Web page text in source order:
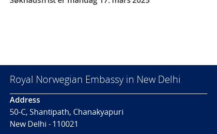
Royal Norwegian Embassy in New Delhi
Address
50-C, Shantipath, Chanakyapuri
New Delhi - 110021